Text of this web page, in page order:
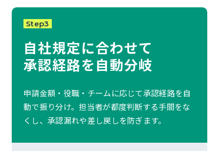
Step3
自社規定に合わせて
承認経路を自動分岐
申請金額・役職・チームに応じて承認経路を自
動で振り分け。担当者が都度判断する手間をな
くし、承認漏れや差し戻しを防ぎます。